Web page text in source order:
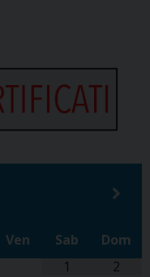
Ven Sab
Dom
1
2